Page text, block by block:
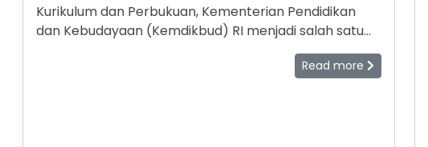
Kurikulum dan Perbukuan, Kementerian Pendidikan
dan Kebudayaan (Kemdikbud) RI menjadi salah satu
model pendidikan nonformal (homeschooling) di
Indonesia. Untuk mengetahui keunggulan-keunggulan
Read more